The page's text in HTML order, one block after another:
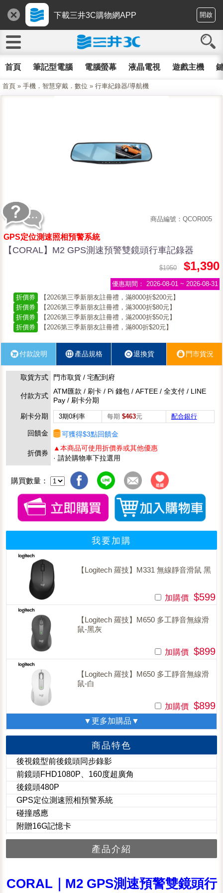
下載三井3C購物網APP 開啟
首頁 筆記型電腦 電腦螢幕 液晶電視 遊戲主機
首頁 » 手機．智慧穿戴．數位 » 行車紀錄器/導航機
商品編號：QCOR005
GPS定位測速照相預警系統
【CORAL】M2 GPS測速預警雙鏡頭行車記錄器
$1950 $1,390
優惠期間： 2026-08-01 ~ 2026-08-31
折價券
【2026第三季新朋友註冊禮，滿8000折$200元】
折價券
【2026第三季新朋友註冊禮，滿3000折$80元】
折價券
【2026第三季新朋友註冊禮，滿2000折$50元】
折價券
【2026第三季新朋友註冊禮，滿800折$20元】
付款說明 產品規格 退換貨 門市貨況
取貨方式 門市取貨 / 宅配到府
付款方式
ATM匯款 / 刷卡 / Pi 錢包 / AFTEE / 全支付 / LINE
Pay / 刷卡分期
刷卡分期
3期0利率 每期 $463元 配合銀行
回饋金 可獲得$3點回饋金
折價券
▲本商品可使用折價券或其他優惠
· 請於購物車下拉選用
購買數量：
我要加購
【Logitech 羅技】M331 無線靜音滑鼠 黑
加購價 $599
【Logitech 羅技】M650 多工靜音無線滑
鼠-黑灰
加購價 $899
【Logitech 羅技】M650 多工靜音無線滑
鼠-白
加購價 $899
▼更多加購品▼
商品特色
後視鏡型前後鏡頭同步錄影
前鏡頭FHD1080P、160度超廣角
後鏡頭480P
GPS定位測速照相預警系統
碰撞感應
附贈16G記憶卡
產品介紹
CORAL｜M2 GPS測速預警雙鏡頭行